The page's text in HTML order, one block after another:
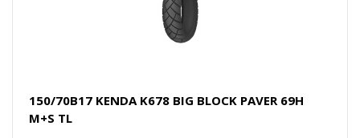
150/70B17 KENDA K678 BIG BLOCK PAVER 69H
M+S TL